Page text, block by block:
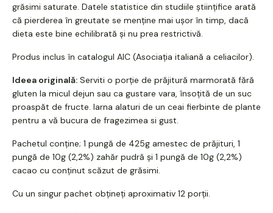
grăsimi saturate. Datele statistice din studiile științifice arată
că pierderea în greutate se menține mai ușor în timp, dacă
dieta este bine echilibrată și nu prea restrictivă.
Produs inclus în catalogul AIC (Asociația italiană a celiacilor).
Ideea originală: Serviti o porție de prăjitură marmorată fără
gluten la micul dejun sau ca gustare vara, însoțită de un suc
proaspăt de fructe. Iarna alaturi de un ceai fierbinte de plante
pentru a vă bucura de fragezimea si gust.
Pachetul conține; 1 pungă de 425g amestec de prăjituri, 1
pungă de 10g (2,2%) zahăr pudră și 1 pungă de 10g (2,2%)
cacao cu conținut scăzut de grăsimi.
Cu un singur pachet obțineți aproximativ 12 porții.